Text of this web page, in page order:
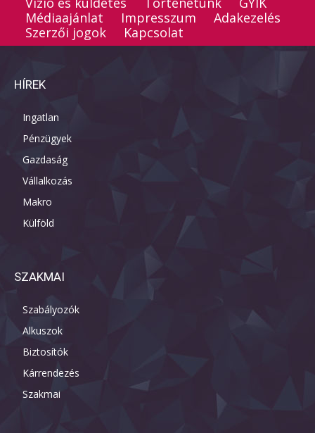
Médiaajánlat
Impresszum
Adakezelés
Szerzői jogok
Kapcsolat
HÍREK
Ingatlan
Pénzügyek
Gazdaság
Vállalkozás
Makro
Külföld
SZAKMAI
Szabályozók
Alkuszok
Biztosítók
Kárrendezés
Szakmai